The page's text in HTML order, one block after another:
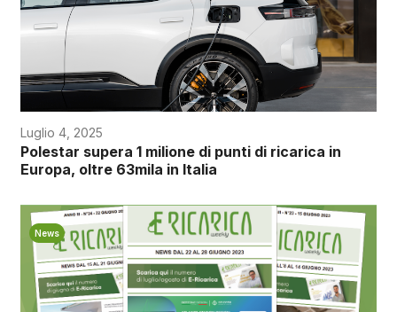
Luglio 4, 2025
Polestar supera 1 milione di punti di ricarica in
Europa, oltre 63mila in Italia
News